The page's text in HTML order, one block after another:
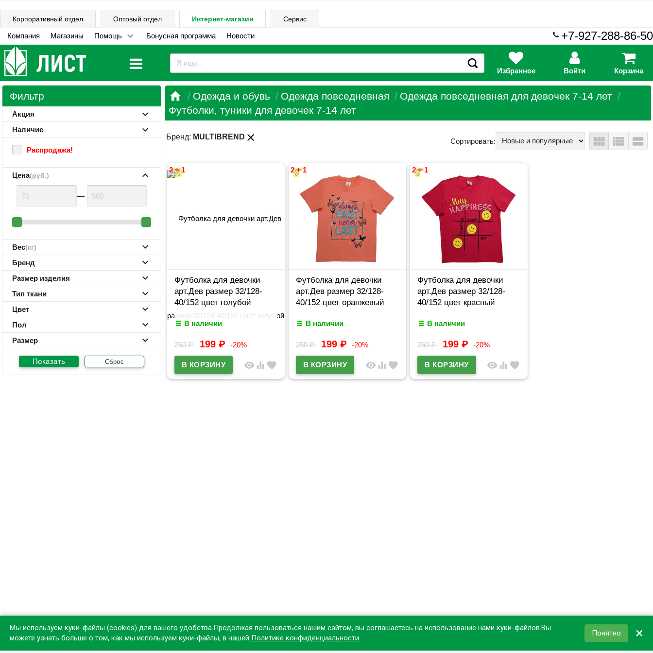
Корпоративный отдел Оптовый отдел Интернет-магазин Сервис
Компания Магазины Помощь Бонусная программа Новости +7-927-288-86-50
Избранное Войти Корзина
Фильтр
Акция
Наличие
Распродажа!
Цена(руб.)
—
Вес(кг)
Бренд
Размер изделия
Тип ткани
Цвет
Пол
Размер
Сброс
 Одежда и обувь Одежда повседневная
Одежда повседневная для девочек 7-14 лет
Футболки, туники для девочек 7-14 лет
Бренд: MULTIBREND close Сортировать: view_module view_list view_stream
2 + 1
Футболка для девочки
арт.Дев размер 32/128-
40/152 цвет голубой
В наличии
250₽ 199 ₽ -20%
visibility equalizer favorite
2 + 1
Футболка для девочки
арт.Дев размер 32/128-
40/152 цвет оранжевый
В наличии
250₽ 199 ₽ -20%
visibility equalizer favorite
2 + 1
Футболка для девочки
арт.Дев размер 32/128-
40/152 цвет красный
В наличии
250₽ 199 ₽ -20%
visibility equalizer favorite
Установите наше приложение, чтобы делать покупки удобнее!
Мы используем куки-файлы (cookies) для вашего удобства.Продолжая пользоваться нашим сайтом, вы соглашаетесь на использование нами куки-файлов.Вы
можете узнать больше о том, как мы используем куки-файлы, в нашей Политике конфиденциальности.
Понятно ×